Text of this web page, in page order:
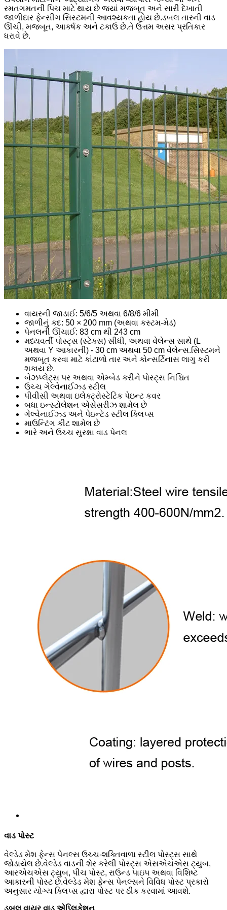
રમતગમતની પિચ માટે થાય છે જ્યાં મજબૂત અને સારી દેખાતી
જાળીદાર ફેન્સીંગ સિસ્ટમની આવશ્યકતા હોય છે.ડબલ તારની વાડ
ઊંચી, મજબૂત, આકર્ષક અને ટકાઉ છે.તે ઉત્તમ અસર પ્રતિકાર
ધરાવે છે.
વાયરની જાડાઈ: 5/6/5 અથવા 6/8/6 મીમી
જાળીનું કદ: 50 × 200 mm (અથવા કસ્ટમ-મેડ)
પેનલની ઊંચાઈ: 83 cm થી 243 cm
મધ્યવર્તી પોસ્ટ્સ (સ્ટેક્સ) સીધી, અથવા વેલેન્સ સાથે (L ​​
અથવા Y આકારની) - 30 cm અથવા 50 cm વેલેન્સ.સિસ્ટમને
મજબૂત કરવા માટે કાંટાળો તાર અને કોન્સર્ટિનાસ લાગુ કરી
શકાય છે.
બેઝપ્લેટ્સ પર અથવા એમ્બેડ કરીને પોસ્ટ્સ નિશ્ચિત
ઉચ્ચ ગેલ્વેનાઈઝ્ડ સ્ટીલ
પીવીસી અથવા ઇલેક્ટ્રોસ્ટેટિક પેઇન્ટ કવર
બધા ઇન્સ્ટોલેશન એસેસરીઝ શામેલ છે
ગેલ્વેનાઈઝ્ડ અને પેઇન્ટેડ સ્ટીલ ક્લિપ્સ
માઉન્ટિંગ કીટ શામેલ છે
ભારે અને ઉચ્ચ સુરક્ષા વાડ પેનલ
વાડ પોસ્ટ
વેલ્ડેડ મેશ ફેન્સ પેનલ્સ ઉચ્ચ-શક્તિવાળા સ્ટીલ પોસ્ટ્સ સાથે
જોડાયેલ છે.વેલ્ડેડ વાડની શેર કરેલી પોસ્ટ્સ એસએચએસ ટ્યુબ,
આરએચએસ ટ્યુબ, પીચ પોસ્ટ, રાઉન્ડ પાઇપ અથવા વિશિષ્ટ
આકારની પોસ્ટ છે.વેલ્ડેડ મેશ ફેન્સ પેનલ્સને વિવિધ પોસ્ટ પ્રકારો
અનુસાર યોગ્ય ક્લિપ્સ દ્વારા પોસ્ટ પર ઠીક કરવામાં આવશે.